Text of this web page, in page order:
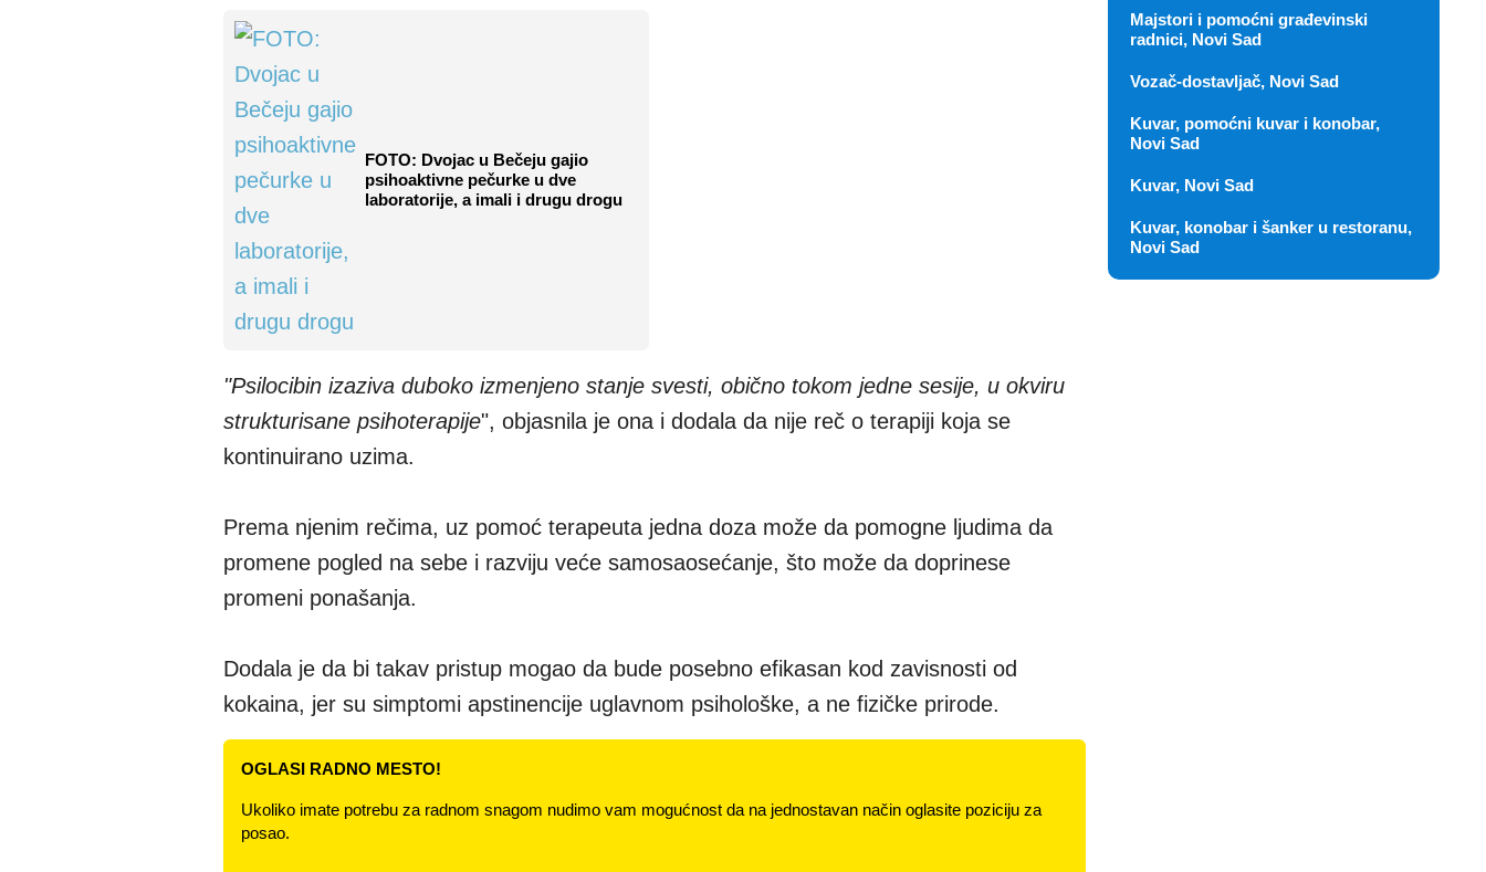
FOTO: Dvojac u Bečeju gajio
psihoaktivne pečurke u dve
laboratorije, a imali i drugu drogu
"Psilocibin izaziva duboko izmenjeno stanje svesti, obično tokom jedne sesije, u okviru
strukturisane psihoterapije", objasnila je ona i dodala da nije reč o terapiji koja se
kontinuirano uzima.
Prema njenim rečima, uz pomoć terapeuta jedna doza može da pomogne ljudima da
promene pogled na sebe i razviju veće samosaosećanje, što može da doprinese
promeni ponašanja.
Dodala je da bi takav pristup mogao da bude posebno efikasan kod zavisnosti od
kokaina, jer su simptomi apstinencije uglavnom psihološke, a ne fizičke prirode.
OGLASI RADNO MESTO!
Ukoliko imate potrebu za radnom snagom nudimo vam mogućnost da na jednostavan način oglasite poziciju za
posao.
Majstori i pomoćni građevinski
radnici, Novi Sad
Vozač-dostavljač, Novi Sad
Kuvar, pomoćni kuvar i konobar,
Novi Sad
Kuvar, Novi Sad
Kuvar, konobar i šanker u restoranu,
Novi Sad